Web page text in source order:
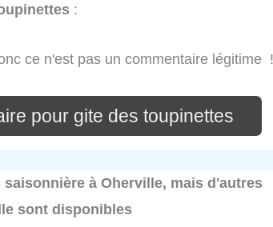
:
ce n'est pas un commentaire légitime !
pour gite des toupinettes
à Oherville, mais d'autres
sont disponibles